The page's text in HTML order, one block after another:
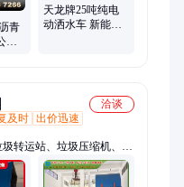
青
路
天龙牌25吨纯电
动洒水车 新能源
洽谈
及时 出价迅速
转运站、垃圾压缩机、垃
式垃圾压缩机、压缩垃圾
缩设备、地埋式垃圾压缩